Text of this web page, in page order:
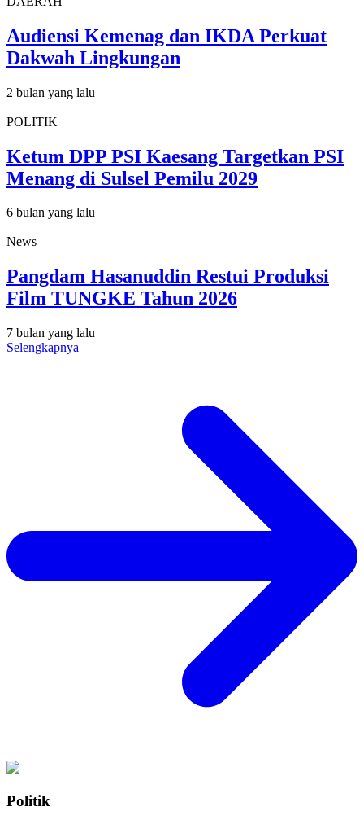
Audiensi Kemenag dan IKDA Perkuat
Dakwah Lingkungan
2 bulan yang lalu
POLITIK
Ketum DPP PSI Kaesang Targetkan PSI
Menang di Sulsel Pemilu 2029
6 bulan yang lalu
News
Pangdam Hasanuddin Restui Produksi
Film TUNGKE Tahun 2026
7 bulan yang lalu
Selengkapnya
Politik